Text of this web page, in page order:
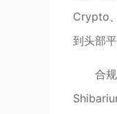
Crypto
到头部
合